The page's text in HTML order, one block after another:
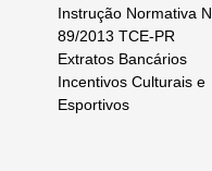
Instrução Normativa
89/2013 TCE-PR
Extratos Bancários
Incentivos Culturais e
Esportivos